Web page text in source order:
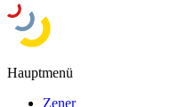
Hauptmenü
Zener